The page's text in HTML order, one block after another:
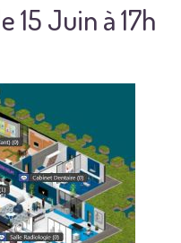
15 Juin à 17h